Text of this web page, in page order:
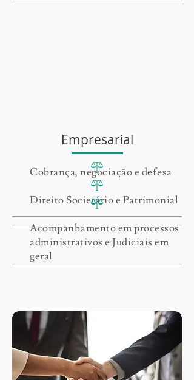
Empresarial
Cobrança, negociação e defesa
Direito Societário e Patrimonial
Acompanhamento em processos
administrativos e Judiciais em
geral